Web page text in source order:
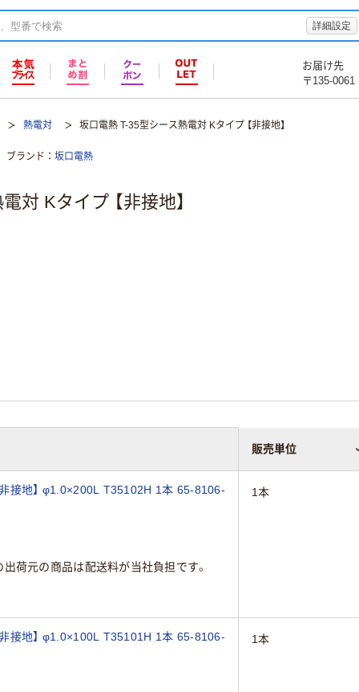
詳細設定
お届け先
〒135-0061
熱電対 坂口電熱 T-35型シース熱電対 Kタイプ 【非接地】
ブランド 坂口電熱
対 Kタイプ 【非接地】
販売単位
接地】 φ1.0×200L T35102H 1本 65-8106-
出荷元の商品は配送料が当社負担です。
1本
接地】 φ1.0×100L T35101H 1本 65-8106- 1本